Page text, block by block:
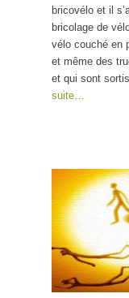
bricovélo et il
bricolage de
vélo couché en
et même des
et qui sont
suite…